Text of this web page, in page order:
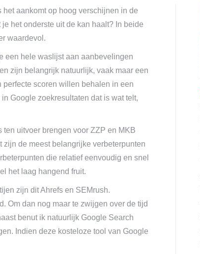
aankomt op hoog verschijnen in de
het onderste uit de kan haalt? In beide
waardevol.
een hele waslijst aan aanbevelingen
zijn belangrijk natuurlijk, vaak maar een
scoren willen behalen in een
Google zoekresultaten dat is wat telt,
uitvoer brengen voor ZZP en MKB
de meest belangrijke verbeterpunten
die relatief eenvoudig en snel
het laag hangend fruit.
zijn dit Ahrefs en SEMrush.
Om dan nog maar te zwijgen over de tijd
benut ik natuurlijk Google Search
Indien deze kosteloze tool van Google